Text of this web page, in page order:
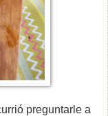
preguntarle a